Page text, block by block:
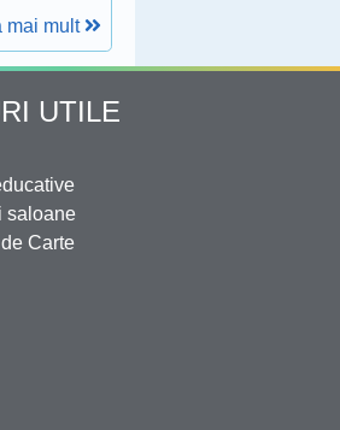
mai mult
UTILE
saloane
Carte